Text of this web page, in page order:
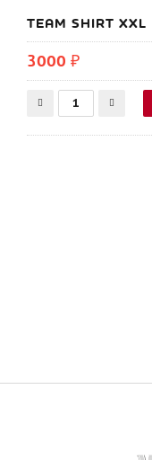
TEAM SHIRT XXL
3000 ₽